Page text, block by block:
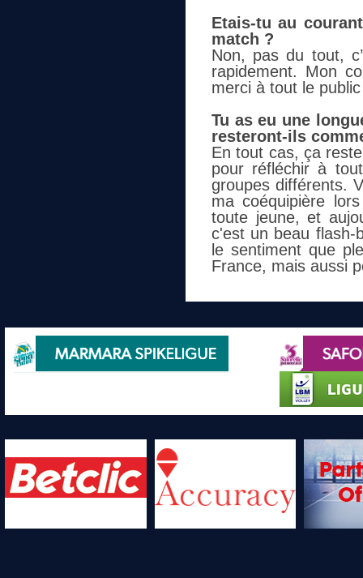
Etais-tu au
match ?
Non, pas du tout,
rapidement. Mon
merci à tout le
Tu as eu une
resteront-ils
En tout cas, ça
pour réfléchir à
groupes différents.
ma coéquipière
toute jeune, et
c'est un beau flash-
le sentiment que
France, mais aussi